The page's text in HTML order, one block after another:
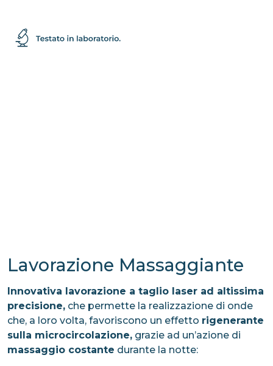
Lavorazione Massaggiante
Innovativa lavorazione a taglio laser ad altissima
precisione, che permette la realizzazione di onde
che, a loro volta, favoriscono un effetto rigenerante
sulla microcircolazione, grazie ad un’azione di
massaggio costante durante la notte: